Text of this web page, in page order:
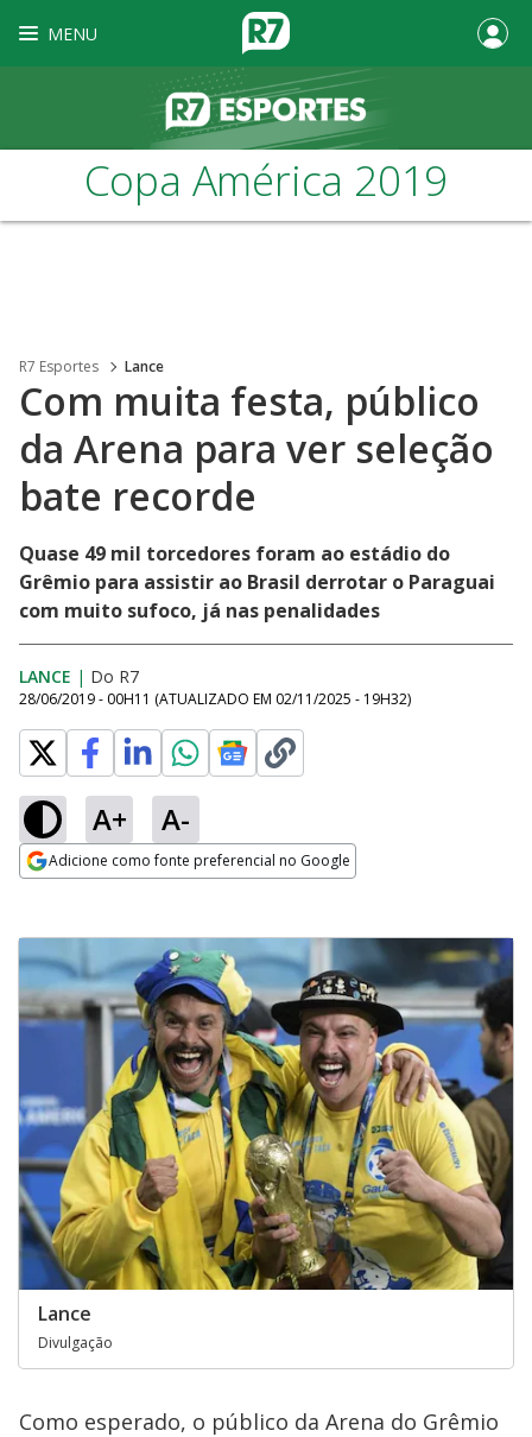
MENU
Copa América 2019
R7 Esportes Lance
Com muita festa, público
da Arena para ver seleção
bate recorde
Quase 49 mil torcedores foram ao estádio do
Grêmio para assistir ao Brasil derrotar o Paraguai
com muito sufoco, já nas penalidades
LANCE | Do R7
28/06/2019 - 00H11 (ATUALIZADO EM 02/11/2025 - 19H32)
A+ A-
Adicione como fonte preferencial no Google
Lance
Divulgação
Como esperado, o público da Arena do Grêmio